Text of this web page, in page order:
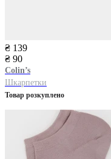
₴ 139
₴ 90
Colin’s
Шкарпетки
Товар розкуплено